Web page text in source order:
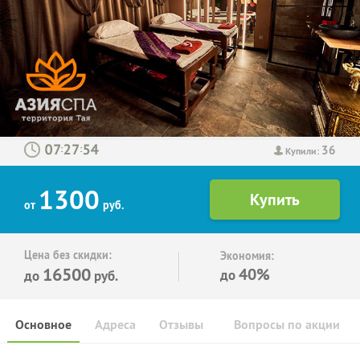
Купили: 36
: :
от 1300 руб.
Цена без скидки:
до 16500 руб.
Экономия:
до40%
Основное Отзывы Вопросы по акции
Адреса